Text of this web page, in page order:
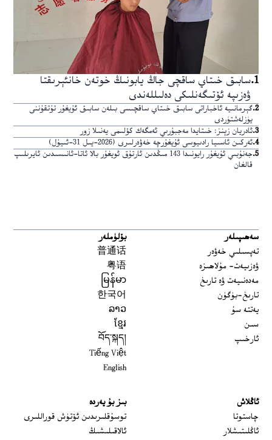
1
.سابىق خىتاي ساقچى جاڭ يابونىڭ خوتەن خانئېرىقتا
ۋەزىپە ئۆتىگەنلىكى دەلىللەندى
2
.گېرمانىيە ئاخباراتى سابىق خىتاي ساقچىسى بىلەن سابىق ئۇيغۇر تۇتقۇننى
يۈزلەشتۈردى
3
.ئادريان زېنز: خىتايدا مەجبۇرىي ئەمگەك كۆلىمى يەنىلا زور
4
.ئەركىن ئاسىيا رادىيوسى ئۇيغۇرچە خەۋەرلىرى (2026-يىل 31-ئىيۇل)
5
.
جەنۇبىي ئۇيغۇر رايونىدا 143 مىڭدىن ئارتۇق ئويغۇر بالا ئاتا-ئانىسىدىن ئايرىلىپ
قالغان
سەھىپىلەر
تەپسىلىي خەۋەر
ۋەزىيەت- مۇلاھىزە
مەدەنىيەت ۋە تارىخ
تارىخ-بۈگۈن
يەتتە سۇ
سىن
ئارخىپ
بۆلۈملەر
普通话
粤语
မြန်မာ
한국어
ລາວ
ខ្មែរ
བོད་སྐད།
Tiếng Việt
English
ئاڭلاش
چاستوتا
ئاڭلىتىشلار
بىز بۇ يەردە
توسۇقلىرىدىن ئۆتۈش قوراللىرى
ئالاقىلىشىڭ